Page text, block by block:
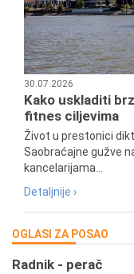
30.07.2026
Kako uskladiti
fitnes ciljevima
Život u prestonici
Saobraćajne gužve
kancelarijama...
Detaljnije ›
OGLASI ZA POSAO
Radnik - perač